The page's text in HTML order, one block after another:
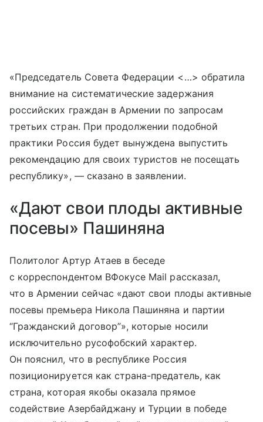
«Председатель Совета Федерации <…> обратила
внимание на систематические задержания
российских граждан в Армении по запросам
третьих стран. При продолжении подобной
практики Россия будет вынуждена выпустить
рекомендацию для своих туристов не посещать
республику», — сказано в заявлении.
«Дают свои плоды активные
посевы» Пашиняна
Политолог Артур Атаев в беседе
с корреспондентом ВФокусе Mail рассказал,
что в Армении сейчас «дают свои плоды активные
посевы премьера Никола Пашиняна и партии
“Гражданский договор”», которые носили
исключительно русофобский характер.
Он пояснил, что в республике Россия
позиционируется как страна-предатель, как
страна, которая якобы оказала прямое
содействие Азербайджану и Турции в победе